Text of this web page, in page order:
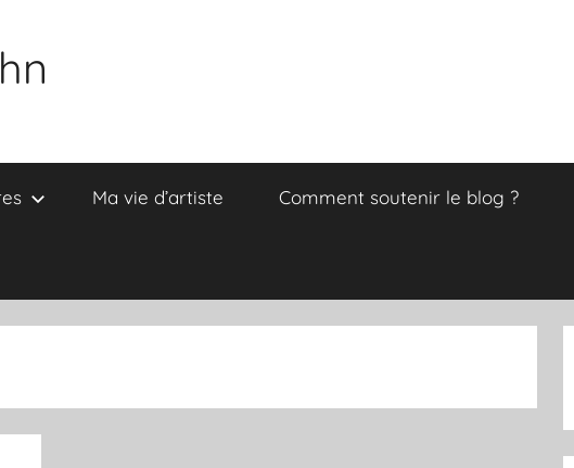
Ma vie d’artiste Comment soutenir le blog ?